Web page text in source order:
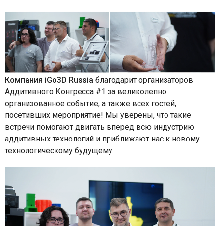
Компания iGo3D Russia благодарит организаторов
Аддитивного Конгресса #1 за великолепно
организованное событие, а также всех гостей,
посетивших мероприятие! Мы уверены, что такие
встречи помогают двигать вперёд всю индустрию
аддитивных технологий и приближают нас к новому
технологическому будущему.